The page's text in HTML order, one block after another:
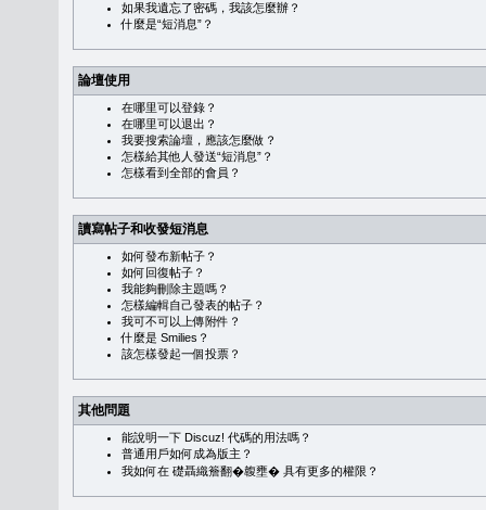
如果我遺忘了密碼，我該怎麼辦？
什麼是“短消息”？
論壇使用
在哪里可以登錄？
在哪里可以退出？
我要搜索論壇，應該怎麼做？
怎樣給其他人發送“短消息”？
怎樣看到全部的會員？
讀寫帖子和收發短消息
如何發布新帖子？
如何回復帖子？
我能夠刪除主題嗎？
怎樣編輯自己發表的帖子？
我可不可以上傳附件？
什麼是 Smilies？
該怎樣發起一個投票？
其他問題
能說明一下 Discuz! 代碼的用法嗎？
普通用戶如何成為版主？
我如何在 礎聶織簷翻�䪖壅� 具有更多的權限？